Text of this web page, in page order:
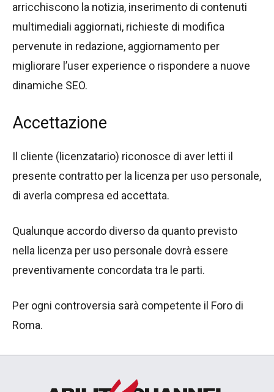
arricchiscono la notizia, inserimento di contenuti
multimediali aggiornati, richieste di modifica
pervenute in redazione, aggiornamento per
migliorare l’user experience o rispondere a nuove
dinamiche SEO.
Accettazione
Il cliente (licenzatario) riconosce di aver letti il
presente contratto per la licenza per uso personale,
di averla compresa ed accettata.
Qualunque accordo diverso da quanto previsto
nella licenza per uso personale dovrà essere
preventivamente concordata tra le parti.
Per ogni controversia sarà competente il Foro di
Roma.